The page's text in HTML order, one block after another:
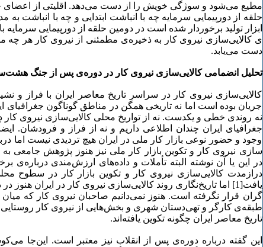
مطیع می‌­شود و سوژگی خویش را از دست می‌­دهد. اقلیتی از اعضای
حلقه از دورپیمایی سرمایه چه با انباشت ابتدایی و چه با انباشت به
ابزار تولید برخوردار شده است در دومین حلقه از دورپیمایی سرمایه
ی کالایی‌­سازی نیروی کار به ذخیره‌­ی مطمئنی از نیروی کار هر چه
دست می‌­یابد.
تحلیل انضمامی کالایی‌­سازی نیروی کار در دوره‌­ی پس از جنگ
کالایی‌­سازی نیروی کار در سراسر تاریخ معاصر ایران با فراز و
جریان بوده است اما نه تاریخی همگن در مناطق گوناگون جغرافیای
نه روندی خطی و یکدست. نه از تواریخ محلی کالایی‌­سازی نیروی کار
جغرافیای ایران چندان اطلاعی داریم و نه از فراز و فرودشان.
وجود و حضور نوعی بازار کار ملی در ایران هیچ تردیدی نیست اما
سازی نیروی کار و تکوین بازار کار ملی نیز هنوز پژوهش جامعی
در این یا آن نوشته البته تأملات و داده‌­های ارزش­‌مندی درباره‌­ی
درازمدت کالایی‌­سازی نیروی کار و تکوین بازار کار در سطوح
یافت[1] اما تاریخ‌­نگاری روند کالایی‌­سازی نیروی کار در ایران
گران قرار نگرفته است. هنوز نمی‌­دانیم صاحبان نیروی کار که
طبقه‌­ی کارگر و تهی‌­دستان شهری و بخش­‌هایی از نیروی کار روستایی
تاریخ معاصر ایران چگونه تکوین یافته‌­اند.
این گفته درباره­ دوره‌­ی پس از انقلاب نیز معتبر است. این‌­جا